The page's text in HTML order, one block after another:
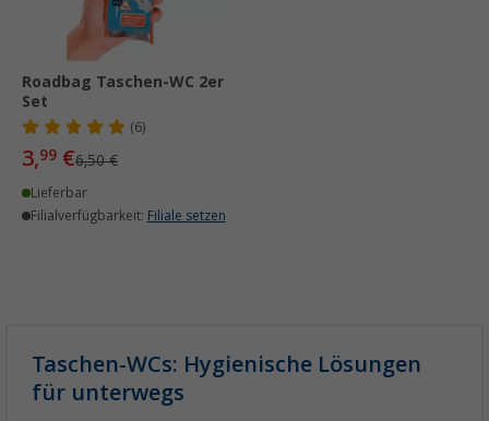
Roadbag Taschen-WC 2er
Set
(6)
3,99 €6,50 €
Lieferbar
Filialverfügbarkeit: Filiale setzen
Taschen-WCs: Hygienische Lösungen
für unterwegs